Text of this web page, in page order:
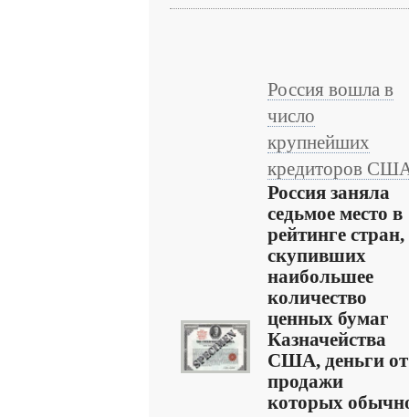
Россия вошла в
число
крупнейших
кредиторов
Россия заняла
седьмое место в
рейтинге стран,
скупивших
наибольшее
количество
ценных бумаг
Казначейства
США, деньги от
продажи
которых